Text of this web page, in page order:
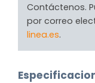
Contáctenos.
por correo
linea.es.